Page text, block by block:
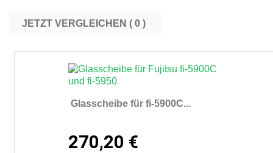
JETZT VERGLEICHEN ( 0
Glasscheibe für fi-5900C...
270,20 €